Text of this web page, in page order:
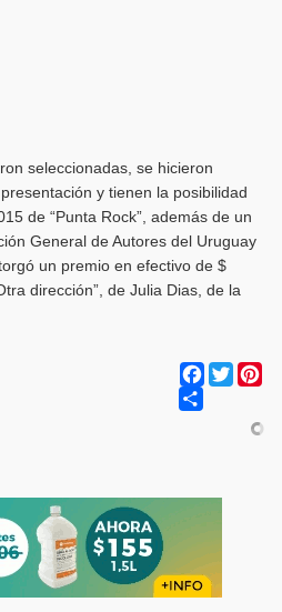
seleccionadas, se hicieron
y tienen la posibilidad
de “Punta Rock”, además de un
General de Autores del Uruguay
un premio en efectivo de $
dirección”, de Julia Dias, de la
Facebook
Twitter